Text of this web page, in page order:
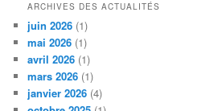
ARCHIVES DES ACTUALITÉS
juin 2026 (1)
mai 2026 (1)
avril 2026 (1)
mars 2026 (1)
janvier 2026 (4)